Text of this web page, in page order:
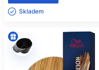
Skladem ㅤ